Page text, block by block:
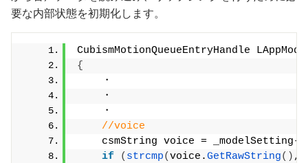
要な内部状態を初期化します。
CubismMotionQueueEntryHandle
{
    ・
    ・
    ・
//voice
    csmString voice = _modelSetting-
if
( strcmp(voice.GetRawString() ,